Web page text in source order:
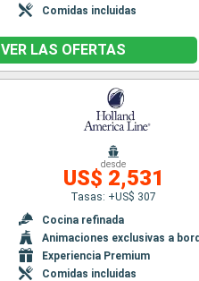
Comidas incluidas
VER LAS OFERTAS
desde
US$ 2,531
Tasas: +US$ 307
Cocina refinada
Animaciones exclusivas a
Experiencia Premium
Comidas incluidas